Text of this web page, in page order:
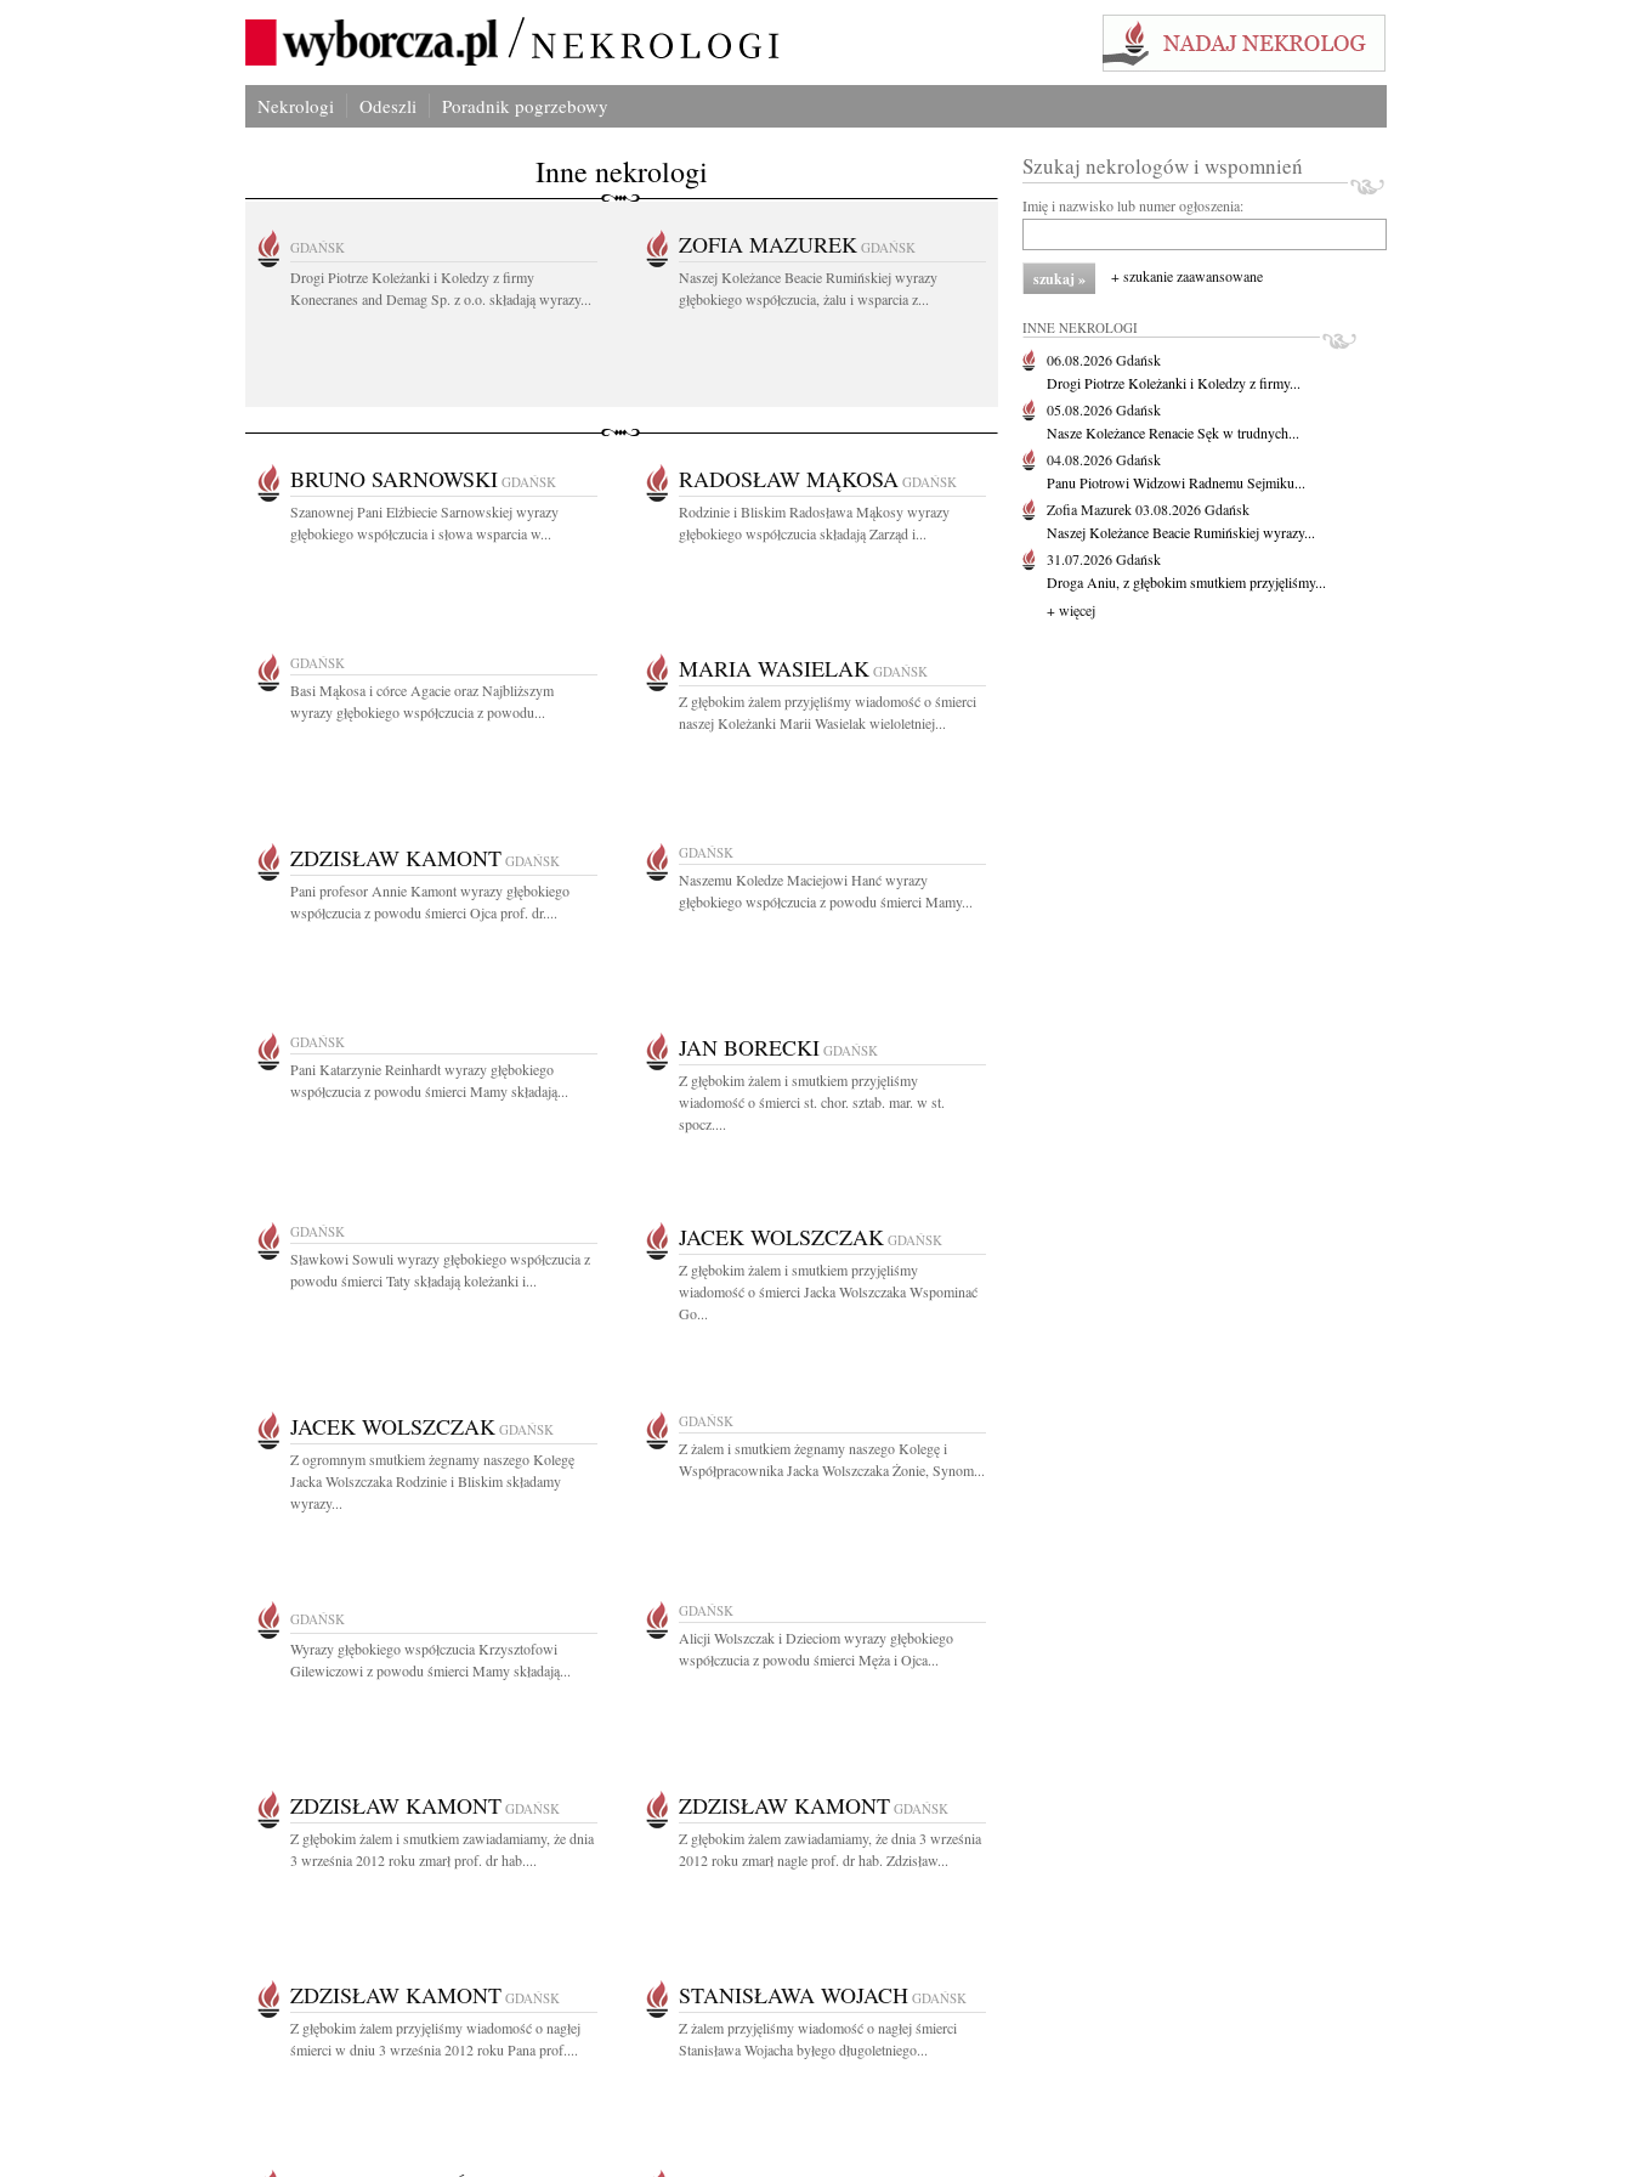
Nekrologi Odeszli Poradnik pogrzebowy
Inne nekrologi
GDAŃSK
Drogi Piotrze Koleżanki i Koledzy z firmy
Konecranes and Demag Sp. z o.o. składają wyrazy...
ZOFIA MAZUREK GDAŃSK
Naszej Koleżance Beacie Rumińskiej wyrazy
głębokiego współczucia, żalu i wsparcia z...
BRUNO SARNOWSKI GDAŃSK
Szanownej Pani Elżbiecie Sarnowskiej wyrazy
głębokiego współczucia i słowa wsparcia w...
RADOSŁAW MĄKOSA GDAŃSK
Rodzinie i Bliskim Radosława Mąkosy wyrazy
głębokiego współczucia składają Zarząd i...
GDAŃSK
Basi Mąkosa i córce Agacie oraz Najbliższym
wyrazy głębokiego współczucia z powodu...
MARIA WASIELAK GDAŃSK
Z głębokim żalem przyjęliśmy wiadomość o śmierci
naszej Koleżanki Marii Wasielak wieloletniej...
ZDZISŁAW KAMONT GDAŃSK
Pani profesor Annie Kamont wyrazy głębokiego
współczucia z powodu śmierci Ojca prof. dr....
GDAŃSK
Naszemu Koledze Maciejowi Hanć wyrazy
głębokiego współczucia z powodu śmierci Mamy...
GDAŃSK
Pani Katarzynie Reinhardt wyrazy głębokiego
współczucia z powodu śmierci Mamy składają...
JAN BORECKI GDAŃSK
Z głębokim żalem i smutkiem przyjęliśmy
wiadomość o śmierci st. chor. sztab. mar. w st.
spocz....
GDAŃSK
Sławkowi Sowuli wyrazy głębokiego współczucia z
powodu śmierci Taty składają koleżanki i...
JACEK WOLSZCZAK GDAŃSK
Z głębokim żalem i smutkiem przyjęliśmy
wiadomość o śmierci Jacka Wolszczaka Wspominać
Go...
JACEK WOLSZCZAK GDAŃSK
Z ogromnym smutkiem żegnamy naszego Kolegę
Jacka Wolszczaka Rodzinie i Bliskim składamy
wyrazy...
GDAŃSK
Z żalem i smutkiem żegnamy naszego Kolegę i
Współpracownika Jacka Wolszczaka Żonie, Synom...
GDAŃSK
Wyrazy głębokiego współczucia Krzysztofowi
Gilewiczowi z powodu śmierci Mamy składają...
GDAŃSK
Alicji Wolszczak i Dzieciom wyrazy głębokiego
współczucia z powodu śmierci Męża i Ojca...
ZDZISŁAW KAMONT GDAŃSK
Z głębokim żalem i smutkiem zawiadamiamy, że dnia
3 września 2012 roku zmarł prof. dr hab....
ZDZISŁAW KAMONT GDAŃSK
Z głębokim żalem zawiadamiamy, że dnia 3 września
2012 roku zmarł nagle prof. dr hab. Zdzisław...
ZDZISŁAW KAMONT GDAŃSK
Z głębokim żalem przyjęliśmy wiadomość o nagłej
śmierci w dniu 3 września 2012 roku Pana prof....
STANISŁAWA WOJACH GDAŃSK
Z żalem przyjęliśmy wiadomość o nagłej śmierci
Stanisława Wojacha byłego długoletniego...
Szukaj nekrologów i wspomnień
Imię i nazwisko lub numer ogłoszenia:
+ szukanie zaawansowane
INNE NEKROLOGI
06.08.2026Gdańsk
Drogi Piotrze Koleżanki i Koledzy z firmy...
05.08.2026Gdańsk
Nasze Koleżance Renacie Sęk w trudnych...
04.08.2026Gdańsk
Panu Piotrowi Widzowi Radnemu Sejmiku...
Zofia Mazurek03.08.2026Gdańsk
Naszej Koleżance Beacie Rumińskiej wyrazy...
31.07.2026Gdańsk
Droga Aniu, z głębokim smutkiem przyjęliśmy...
+ więcej